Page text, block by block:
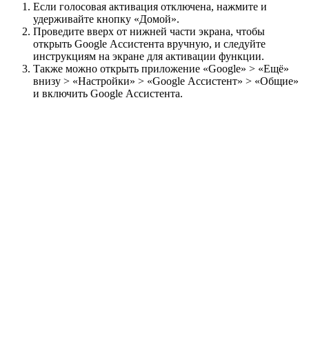
Если голосовая активация отключена, нажмите и
удерживайте кнопку «Домой».
Проведите вверх от нижней части экрана, чтобы
открыть Google Ассистента вручную, и следуйте
инструкциям на экране для активации функции.
Также можно открыть приложение «Google» > «Ещё»
внизу > «Настройки» > «Google Ассистент» > «Общие»
и включить Google Ассистента.